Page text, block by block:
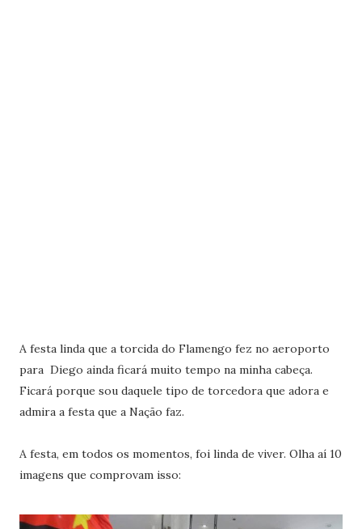
A festa linda que a torcida do Flamengo fez no aeroporto
para Diego ainda ficará muito tempo na minha cabeça.
Ficará porque sou daquele tipo de torcedora que adora e
admira a festa que a Nação faz.
A festa, em todos os momentos, foi linda de viver. Olha aí 10
imagens que comprovam isso: